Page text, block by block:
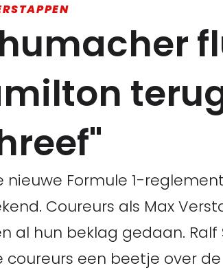
nieuwe Formule 1-
Coureurs als Max
al hun beklag gedaan.
coureurs een beetje over